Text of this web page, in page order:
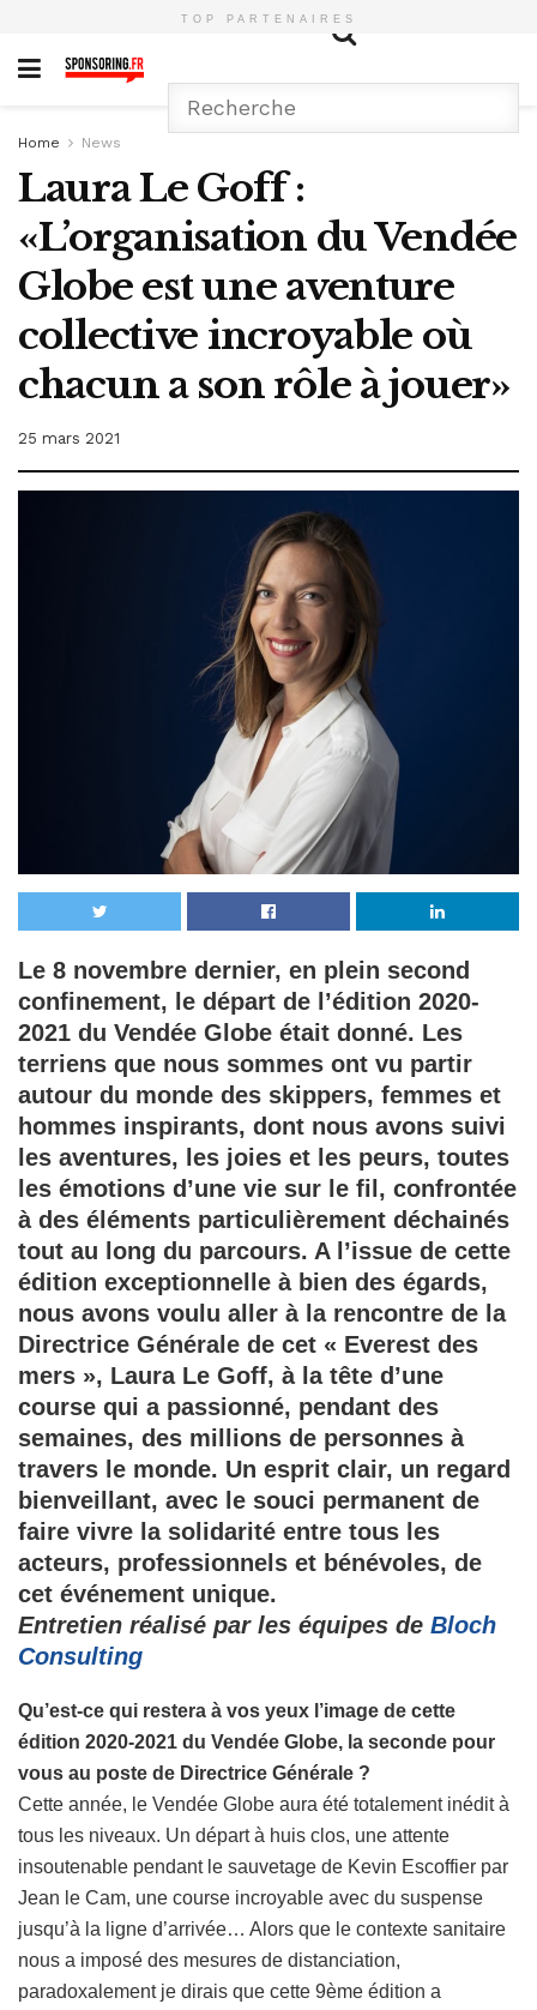
TOP PARTENAIRES
Home News
Laura Le Goff :
«L’organisation du Vendée
Globe est une aventure
collective incroyable où
chacun a son rôle à jouer»
25 mars 2021
Le 8 novembre dernier, en plein second
confinement, le départ de l’édition 2020-
2021 du Vendée Globe était donné. Les
terriens que nous sommes ont vu partir
autour du monde des skippers, femmes et
hommes inspirants, dont nous avons suivi
les aventures, les joies et les peurs, toutes
les émotions d’une vie sur le fil, confrontée
à des éléments particulièrement déchainés
tout au long du parcours. A l’issue de cette
édition exceptionnelle à bien des égards,
nous avons voulu aller à la rencontre de la
Directrice Générale de cet « Everest des
mers », Laura Le Goff, à la tête d’une
course qui a passionné, pendant des
semaines, des millions de personnes à
travers le monde. Un esprit clair, un regard
bienveillant, avec le souci permanent de
faire vivre la solidarité entre tous les
acteurs, professionnels et bénévoles, de
cet événement unique.
Entretien réalisé par les équipes de Bloch
Consulting
Qu’est-ce qui restera à vos yeux l’image de cette
édition 2020-2021 du Vendée Globe, la seconde pour
vous au poste de Directrice Générale ?
Cette année, le Vendée Globe aura été totalement inédit à
tous les niveaux. Un départ à huis clos, une attente
insoutenable pendant le sauvetage de Kevin Escoffier par
Jean le Cam, une course incroyable avec du suspense
jusqu’à la ligne d’arrivée… Alors que le contexte sanitaire
nous a imposé des mesures de distanciation,
paradoxalement je dirais que cette 9ème édition a